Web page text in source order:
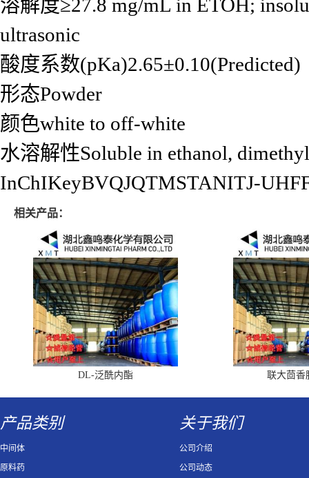
溶解度≥27.8 mg/mL in ETOH;
ultrasonic
酸度系数(pKa)2.65±0.10(Predicted)
形态Powder
颜色white to off-white
水溶解性Soluble in ethanol,
InChIKeyBVQJQTMSTANITJ-
相关产品：
DL-泛酰内酯 联大茴香
产品类别
中间体
原料药
关于我们
公司介绍
公司动态